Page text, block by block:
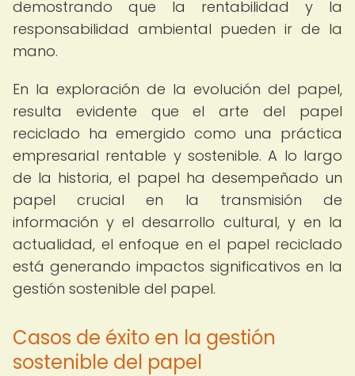
demostrando que la rentabilidad y la
responsabilidad ambiental pueden ir de la
mano.
En la exploración de la evolución del papel,
resulta evidente que el arte del papel
reciclado ha emergido como una práctica
empresarial rentable y sostenible. A lo largo
de la historia, el papel ha desempeñado un
papel crucial en la transmisión de
información y el desarrollo cultural, y en la
actualidad, el enfoque en el papel reciclado
está generando impactos significativos en la
gestión sostenible del papel.
Casos de éxito en la gestión
sostenible del papel